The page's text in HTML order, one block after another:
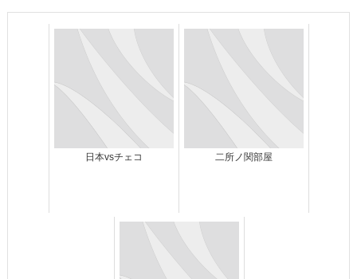
日本vsチェコ 二所ノ関部屋